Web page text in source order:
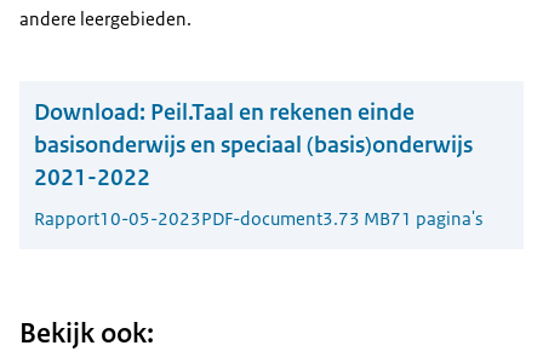
andere leergebieden.
Download: Peil.Taal en rekenen einde
basisonderwijs en speciaal (basis)onderwijs
2021-2022
Rapport10-05-2023PDF-document3.73 MB71 pagina's
Bekijk ook: